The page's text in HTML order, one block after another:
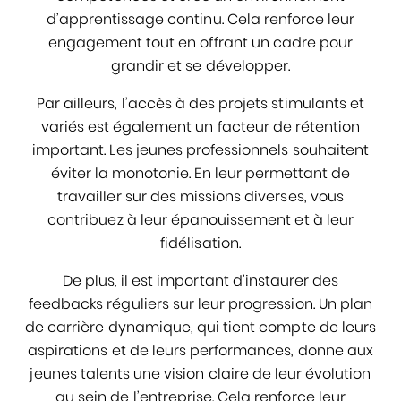
d’apprentissage continu. Cela renforce leur
engagement tout en offrant un cadre pour
grandir et se développer.
Par ailleurs, l’accès à des projets stimulants et
variés est également un facteur de rétention
important. Les jeunes professionnels souhaitent
éviter la monotonie. En leur permettant de
travailler sur des missions diverses, vous
contribuez à leur épanouissement et à leur
fidélisation.
De plus, il est important d’instaurer des
feedbacks réguliers sur leur progression. Un plan
de carrière dynamique, qui tient compte de leurs
aspirations et de leurs performances, donne aux
jeunes talents une vision claire de leur évolution